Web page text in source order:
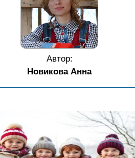
Автор:
Новикова Анна